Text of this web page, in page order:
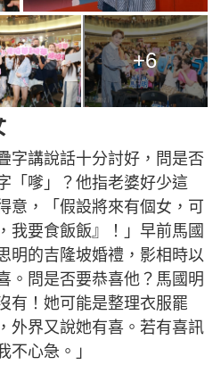
+6
字講說話十分討好，問是否
「嗲」？他指老婆好少這
意，「假設將來有個女，可
我要食飯飯』！」早前馬國
明的吉隆坡婚禮，影相時以
。問是否要恭喜他？馬國明
有！她可能是整理衣服罷
外界又說她有喜。若有喜訊
不心急。」